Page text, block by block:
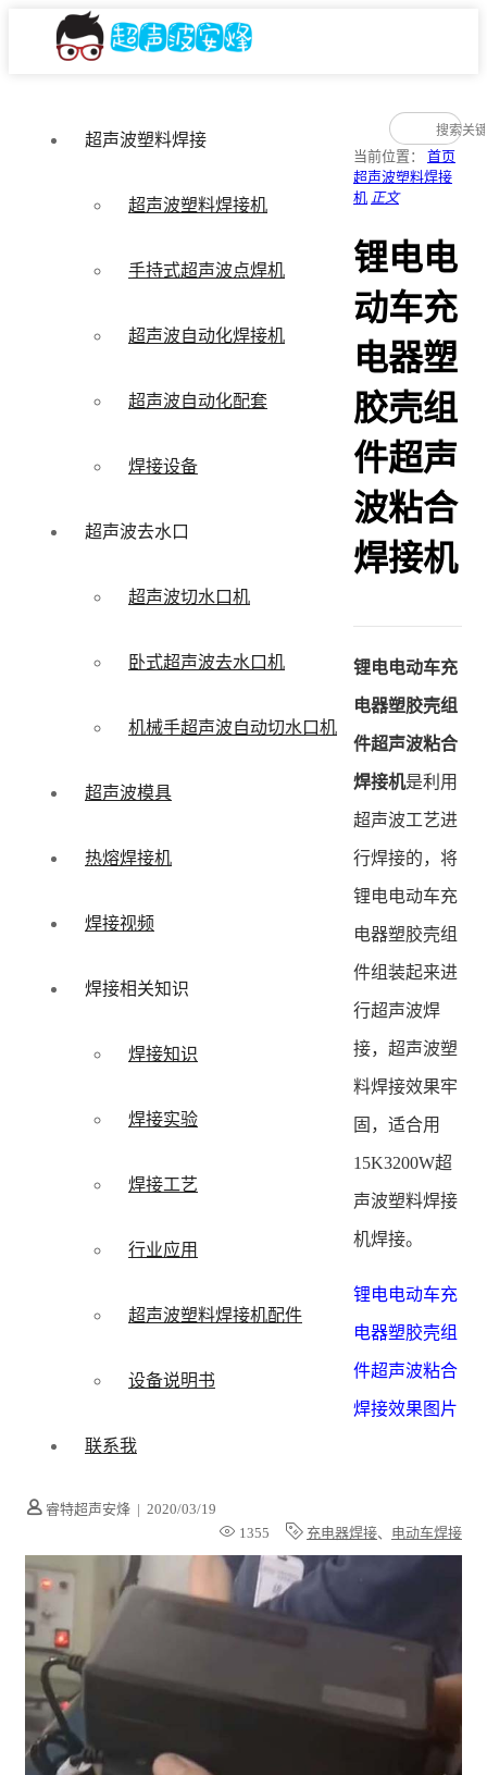
超声波塑料焊接
超声波塑料焊接机
手持式超声波点焊机
超声波自动化焊接机
超声波自动化配套
焊接设备
超声波去水口
超声波切水口机
卧式超声波去水口机
机械手超声波自动切水口机
超声波模具
热熔焊接机
焊接视频
焊接相关知识
焊接知识
焊接实验
焊接工艺
行业应用
超声波塑料焊接机配件
设备说明书
联系我
当前位置： 首页
超声波塑料焊接
机 正文
锂电电
动车充
电器塑
胶壳组
件超声
波粘合
焊接机
睿特超声安烽 | 2020/03/19
1355
充电器焊接、 电动车焊接
锂电电动车充
电器塑胶壳组
件超声波粘合
焊接机是利用
超声波工艺进
行焊接的，将
锂电电动车充
电器塑胶壳组
件组装起来进
行超声波焊
接，超声波塑
料焊接效果牢
固，适合用
15K3200W超
声波塑料焊接
机焊接。
锂电电动车充
电器塑胶壳组
件超声波粘合
焊接效果图片